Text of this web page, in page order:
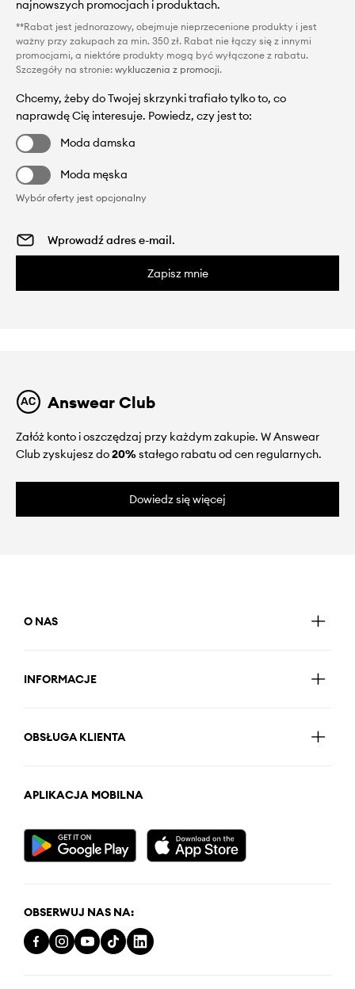
najnowszych promocjach i produktach.
**Rabat jest jednorazowy, obejmuje nieprzecenione produkty i jest
ważny przy zakupach za min. 350 zł. Rabat nie łączy się z innymi
promocjami, a niektóre produkty mogą być wyłączone z rabatu.
Szczegóły na stronie: wykluczenia z promocji.
Chcemy, żeby do Twojej skrzynki trafiało tylko to, co
naprawdę Cię interesuje. Powiedz, czy jest to:
Moda damska
Moda męska
Wybór oferty jest opcjonalny
Zapisz mnie
Answear Club
Załóż konto i oszczędzaj przy każdym zakupie. W Answear
Club zyskujesz do20%stałego rabatu od cen regularnych.
Dowiedz się więcej
O NAS
INFORMACJE
OBSŁUGA KLIENTA
APLIKACJA MOBILNA
OBSERWUJ NAS NA: